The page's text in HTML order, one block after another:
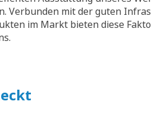
Verbunden mit der guten
im Markt bieten diese